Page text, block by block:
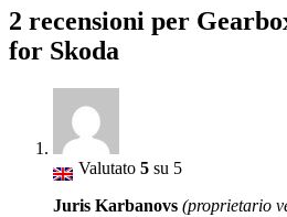
2 recensioni per
for Skoda
Valutato 5 su 5
Juris Karbanovs (proprietario